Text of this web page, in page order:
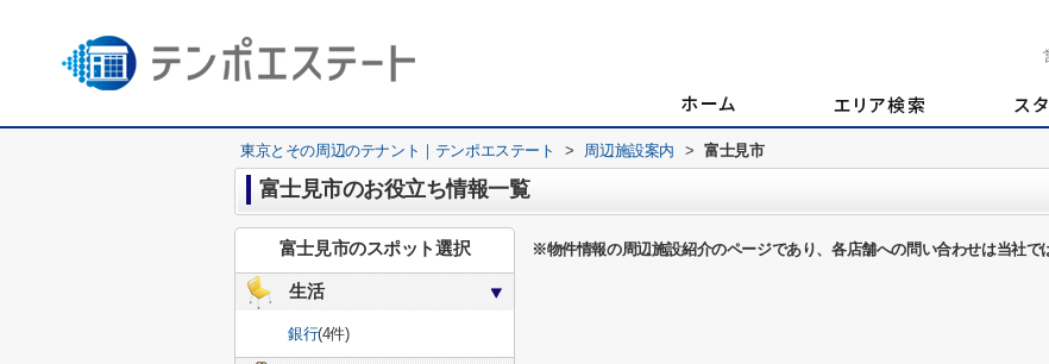
東京とその周辺のテナント｜テンポエステート > 周辺施設案内 > 富士見市
富士見市のお役立ち情報一覧
※物件情報の周辺施設紹介のページであり、各店舗への問い合わせは当社で
富士見市のスポット選択
生活
銀行(4件)